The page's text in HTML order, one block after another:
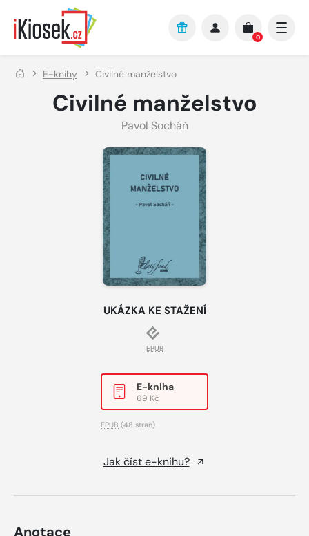
Přejít na hlavní obsah
0
E-knihy Civilné manželstvo
Civilné manželstvo
Pavol Socháň
UKÁZKA KE STAŽENÍ
EPUB
E-kniha
69 Kč
EPUB (48 stran)
Jak číst e-knihu?
Anotace